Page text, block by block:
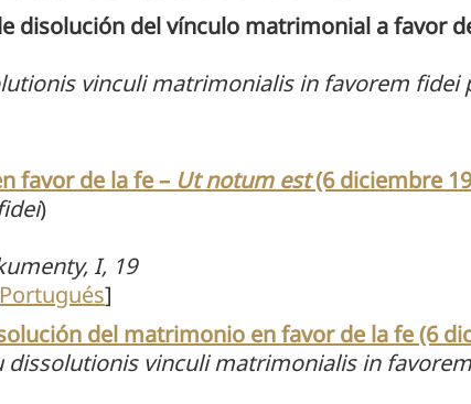
disolución del vínculo matrimonial a favor
vinculi matrimonialis in favorem
favor de la fe – Ut notum est(6 diciembre
)
I, 19
Portugués]
del matrimonio en favor de la fe (6
dissolutionis vinculi matrimonialis in